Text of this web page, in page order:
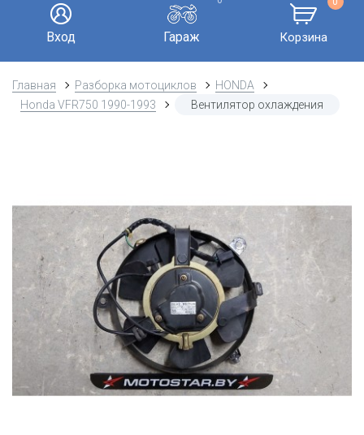
Вход Гараж Корзина
Главная Разборка мотоциклов
HONDA
Honda VFR750 1990-1993
Вентилятор охлаждения